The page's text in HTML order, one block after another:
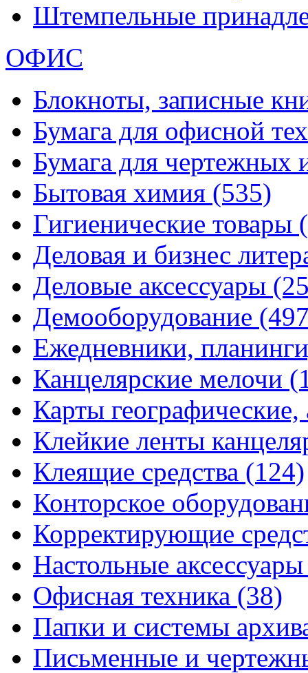
Штемпельные
ОФИС
Блокноты, записные
Бумага для офисной
Бумага для чертежных
Бытовая химия (535)
Гигиенические товары
Деловая и бизнес
Деловые аксессуары
Демооборудование
Ежедневники,
Канцелярские мелочи
Карты
Клейкие ленты
Клеящие средства (124)
Конторское
Корректирующие
Настольные
Офисная техника (38)
Папки и системы
Письменные и